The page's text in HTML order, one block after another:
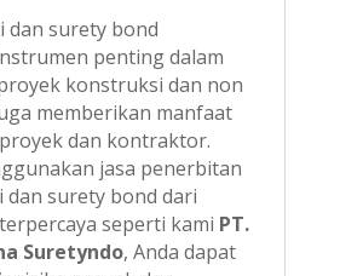
dan surety bond
penting dalam
konstruksi dan non
memberikan manfaat
dan kontraktor.
jasa penerbitan
dan surety bond dari
seperti kami PT.
Suretyndo, Anda dapat